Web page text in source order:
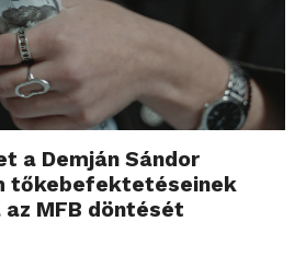
a Demján Sándor
tőkebefektetéseinek
MFB döntését